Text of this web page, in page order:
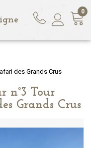
0
des Grands Crus
n°3 Tour
Grands Crus